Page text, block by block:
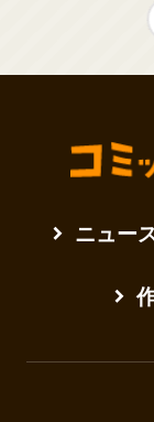
ニュー